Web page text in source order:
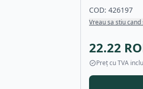
COD: 426197
Vreau sa stiu
22.22
Preț cu TVA